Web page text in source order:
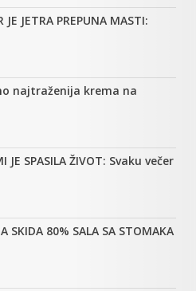
JE JETRA PREPUNA MASTI:
najtraženija krema na
JE SPASILA ŽIVOT: Svaku večer
SKIDA 80% SALA SA STOMAKA